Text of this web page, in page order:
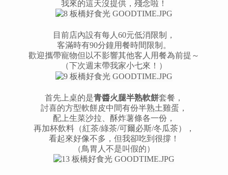
我來的這天沒提供，殘念啦！
目前店內設有每人60元低消限制，
客滿時有90分鐘用餐時間限制。
歡迎攜帶寵物但以不影響其他客人用餐為前提～
（下次週末帶我家小七來！）
首先上桌的是青醬火腿半熟軟餅套餐，
討喜的方型軟餅皮中間有份半熟土雞蛋，
配上生菜沙拉、酥炸薯條各一份，
再加杯飲料（紅茶/綠茶/可爾必斯/冬瓜茶），
看起來好像不多，但我卻吃到很撐！
（鳥胃人不是叫假的）